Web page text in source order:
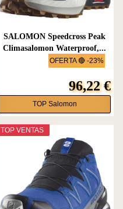
OFERTA 🔴 -23%
SALOMON Speedcross Peak
Climasalomon Waterproof,...
96,22 €
TOP Salomon
TOP VENTAS